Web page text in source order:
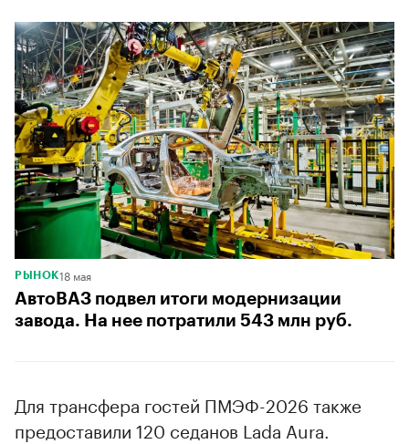
РЫНОК18 мая
АвтоВАЗ подвел итоги модернизации
завода. На нее потратили 543 млн руб.
Для трансфера гостей ПМЭФ-2026 также
предоставили 120 седанов Lada Aura.